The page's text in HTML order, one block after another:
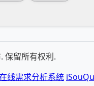
保留所有权利.
线需求分析系统